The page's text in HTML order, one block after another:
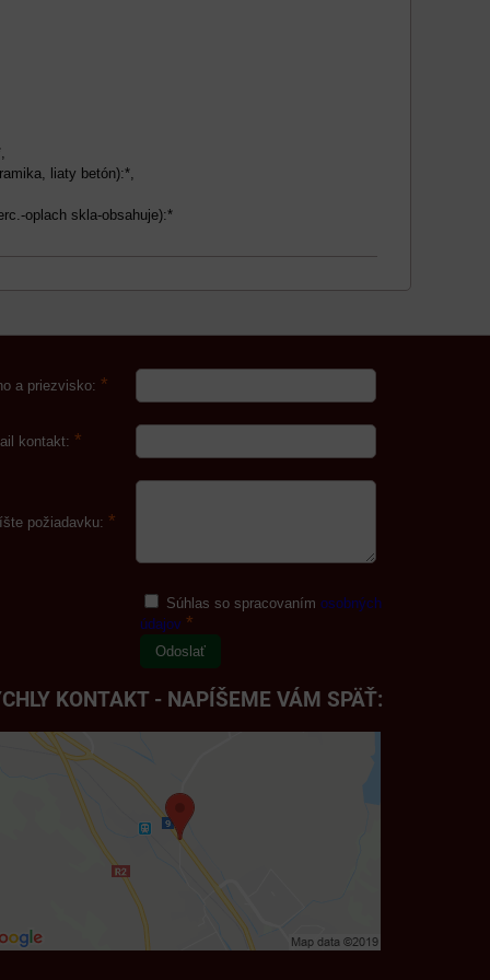
liaty betón):*,
oplach skla-obsahuje):*
a priezvisko: *
kontakt: *
požiadavku: *
Súhlas so spracovanímosobných
údajov *
Odoslať
KONTAKT - NAPÍŠEME VÁM SPÄŤ: